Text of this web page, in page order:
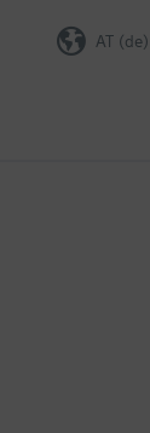
AT (de)